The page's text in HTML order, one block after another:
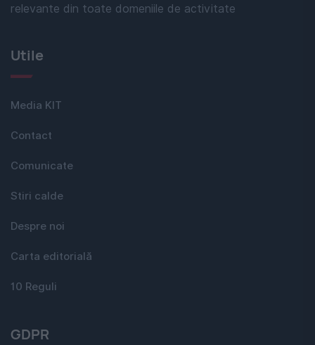
relevante din toate domeniile de activitate
Utile
Media KIT
Contact
Comunicate
Stiri calde
Despre noi
Carta editorială
10 Reguli
GDPR